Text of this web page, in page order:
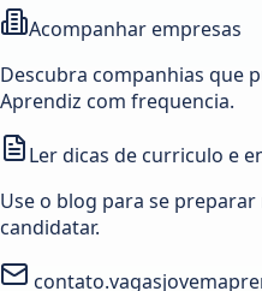
Acompanhar empresas
Descubra companhias que
Aprendiz com frequencia.
Ler dicas de curriculo e
Use o blog para se
candidatar.